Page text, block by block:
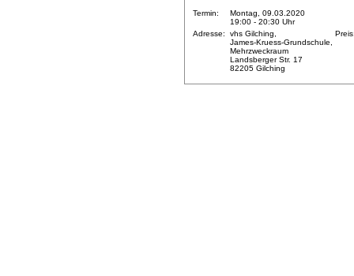
Termin:
Montag, 09.03.2020
19:00 - 20:30 Uhr
Adresse:
vhs Gilching,
James-Kruess-Grundschule,
Mehrzweckraum
Landsberger Str. 17
82205 Gilching